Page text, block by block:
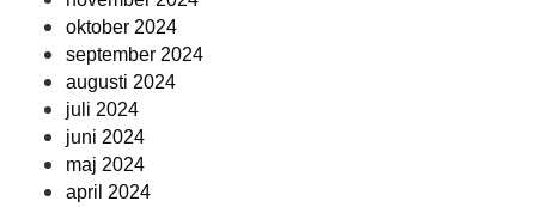
oktober 2024
september 2024
augusti 2024
juli 2024
juni 2024
maj 2024
april 2024